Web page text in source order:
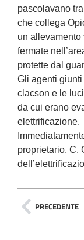
pascolavano
che collega
un
fermate
protette dal
Gli agenti
clacson e le
da cui erano
elettrificazione.
proprietario, C.
PRECEDENTE